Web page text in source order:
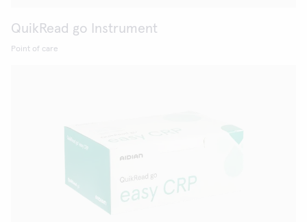
QuikRead go Instrument
Point of care